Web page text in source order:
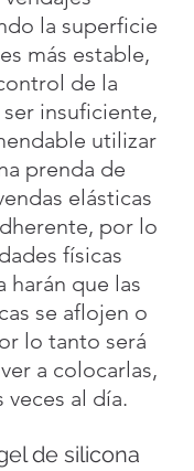
la superficie
más estable,
de la
insuficiente,
utilizar
prenda de
elásticas
por lo
físicas
harán que las
se aflojen o
lo tanto será
a colocarlas,
veces al día.
de silicona